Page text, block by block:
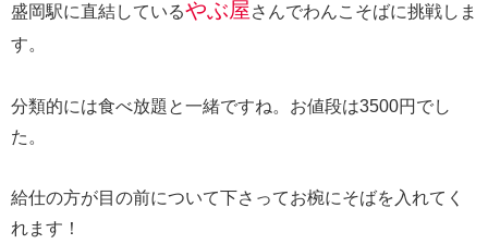
盛岡駅に直結しているやぶ屋さんでわんこそばに挑戦しま
す。
分類的には食べ放題と一緒ですね。お値段は3500円でし
た。
給仕の方が目の前について下さってお椀にそばを入れてく
れます！